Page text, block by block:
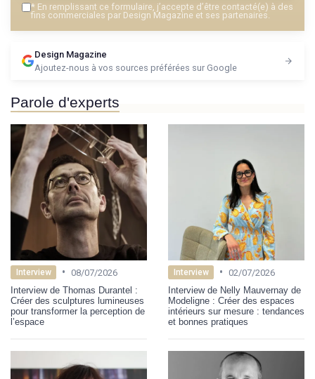
* En remplissant ce formulaire, j’accepte d’être contacté(e) à des
fins commerciales par Design Magazine et ses partenaires.
Design Magazine
Ajoutez-nous à vos sources préférées sur Google
Parole d'experts
Interview • 08/07/2026
Interview de Thomas Durantel :
Créer des sculptures lumineuses
pour transformer la perception de
l’espace
Interview • 02/07/2026
Interview de Nelly Mauvernay de
Modeligne : Créer des espaces
intérieurs sur mesure : tendances
et bonnes pratiques